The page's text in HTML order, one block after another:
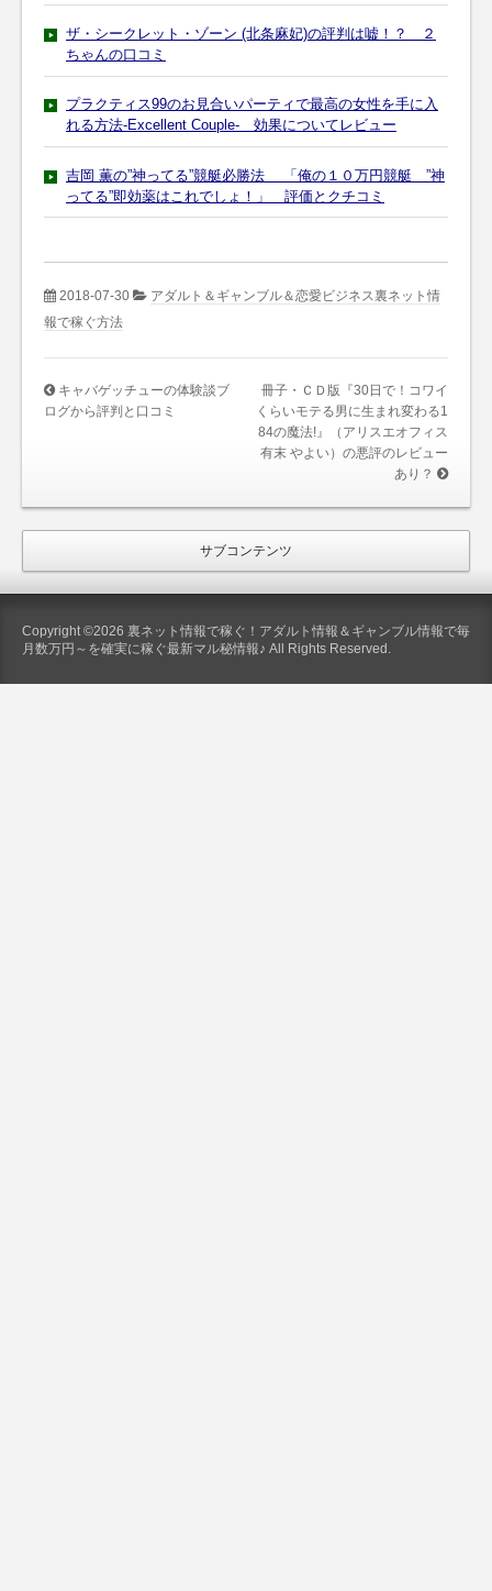
ザ・シークレット・ゾーン (北条麻妃)の評判は嘘！？ ２
ちゃんの口コミ
プラクティス99のお見合いパーティで最高の女性を手に入
れる方法-Excellent Couple- 効果についてレビュー
吉岡 薫の”神ってる”競艇必勝法 「俺の１０万円競艇 ”神
ってる”即効薬はこれでしょ！」 評価とクチコミ
2018-07-30
アダルト＆ギャンブル＆恋愛ビジネス裏ネット情
報で稼ぐ方法
キャバゲッチューの体験談ブ
ログから評判と口コミ
冊子・ＣＤ版『30日で！コワイ
くらいモテる男に生まれ変わる1
84の魔法!』（アリスエオフィス
有末 やよい）の悪評のレビュー
あり？
サブコンテンツ
Copyright ©2026 裏ネット情報で稼ぐ！アダルト情報＆ギャンブル情報で毎
月数万円～を確実に稼ぐ最新マル秘情報♪ All Rights Reserved.